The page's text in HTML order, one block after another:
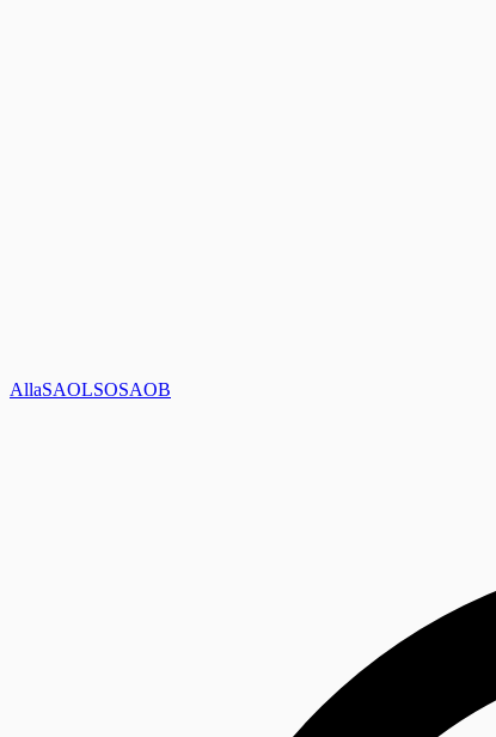
AllaSAOLSOSAOB